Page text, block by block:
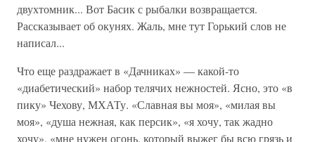
двухтомник... Вот Басик с рыбалки возвращается.
Рассказывает об окунях. Жаль, мне тут Горький слов не
написал...
Что еще раздражает в «Дачниках» — какой-то
«диабетический» набор телячих нежностей. Ясно, это «в
пику» Чехову, МХАТу. «Славная вы моя», «милая вы
моя», «душа нежная, как персик», «я хочу, так жадно
хочу», «мне нужен огонь, который выжег бы всю грязь и